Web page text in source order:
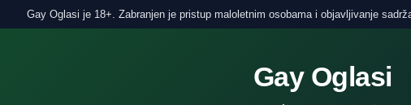
Gay Oglasi je 18+. Zabranjen je pristup maloletnim osobama i objavljivanje
Gay Oglasi